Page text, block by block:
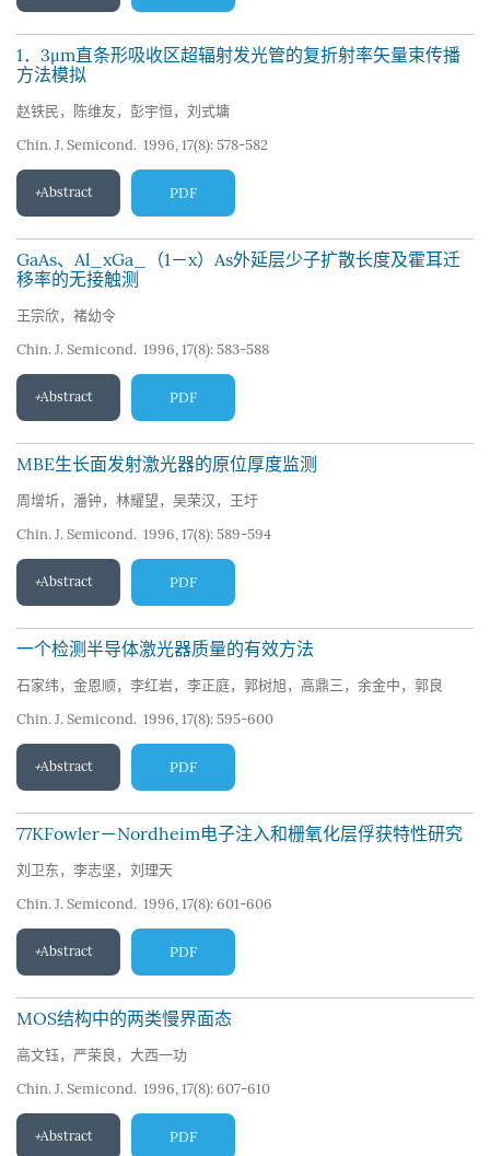
1．3μm直条形吸收区超辐射发光管的复折射率矢量束传播
方法模拟
赵铁民，陈维友，彭宇恒，刘式墉
Chin. J. Semicond. 1996, 17(8): 578-582
Abstract PDF
GaAs、Al_xGa_（1－x）As外延层少子扩散长度及霍耳迁
移率的无接触测
王宗欣，褚幼令
Chin. J. Semicond. 1996, 17(8): 583-588
Abstract PDF
MBE生长面发射激光器的原位厚度监测
周增圻，潘钟，林耀望，吴荣汉，王圩
Chin. J. Semicond. 1996, 17(8): 589-594
Abstract PDF
一个检测半导体激光器质量的有效方法
石家纬，金恩顺，李红岩，李正庭，郭树旭，高鼎三，余金中，郭良
Chin. J. Semicond. 1996, 17(8): 595-600
Abstract PDF
77KFowler－Nordheim电子注入和栅氧化层俘获特性研究
刘卫东，李志坚，刘理天
Chin. J. Semicond. 1996, 17(8): 601-606
Abstract PDF
MOS结构中的两类慢界面态
高文钰，严荣良，大西一功
Chin. J. Semicond. 1996, 17(8): 607-610
Abstract PDF